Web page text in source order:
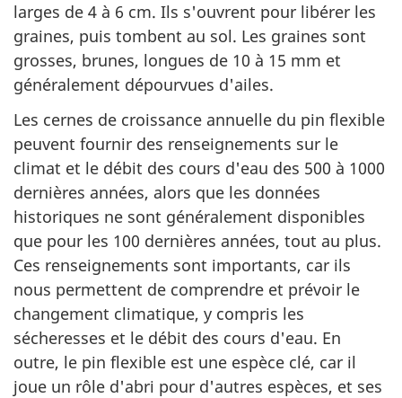
larges de 4 à 6 cm. Ils s'ouvrent pour libérer les
graines, puis tombent au sol. Les graines sont
grosses, brunes, longues de 10 à 15 mm et
généralement dépourvues d'ailes.
Les cernes de croissance annuelle du pin flexible
peuvent fournir des renseignements sur le
climat et le débit des cours d'eau des 500 à 1000
dernières années, alors que les données
historiques ne sont généralement disponibles
que pour les 100 dernières années, tout au plus.
Ces renseignements sont importants, car ils
nous permettent de comprendre et prévoir le
changement climatique, y compris les
sécheresses et le débit des cours d'eau. En
outre, le pin flexible est une espèce clé, car il
joue un rôle d'abri pour d'autres espèces, et ses